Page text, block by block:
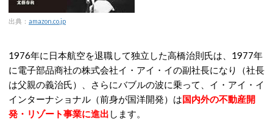
出典： amazon.co.jp
1976年に日本航空を退職して独立した高橋治則氏は、1977年
に電子部品商社の株式会社イ・アイ・イの副社長になり（社長
は父親の義治氏）、さらにバブルの波に乗って、イ・アイ・イ
インターナショナル（前身が国洋開発）は国内外の不動産開
発・リゾート事業に進出 します。